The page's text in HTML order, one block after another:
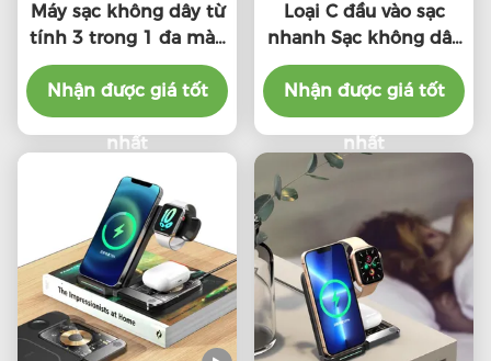
Máy sạc không dây từ
tính 3 trong 1 đa màu
20000Mah Capacity
cao
Nhận được giá tốt
nhất
Loại C đầu vào sạc
nhanh Sạc không dây
10W 7.5W 5W Cho
iPhone Apple Watch
Air Pods
Nhận được giá tốt
nhất